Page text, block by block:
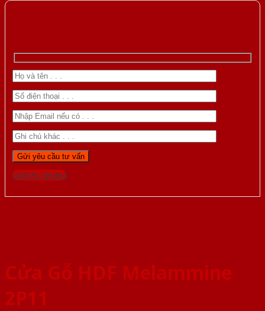
Gọi 0976.169.864
Cửa Gỗ HDF Melammine
2P11